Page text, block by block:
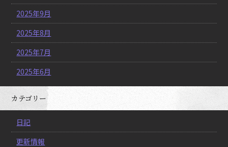
2025年9月
2025年8月
2025年7月
2025年6月
カテゴリー
日記
更新情報